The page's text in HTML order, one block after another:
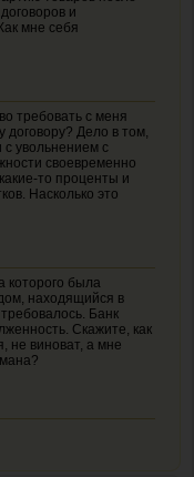
и
мне себя
требовать с меня
договору? Дело в том,
с увольнением с
своевременно
то проценты и
Насколько это
которого была
находящийся в
Банк
Скажите, как
не виноват, а мне